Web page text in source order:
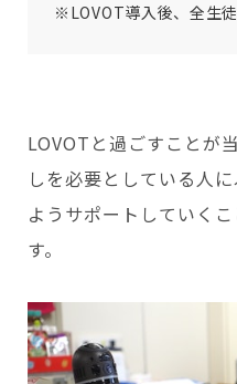
※LOVOT導入後、全生
LOVOTと過ごすことが
しを必要としている人
ようサポートしていく
す。